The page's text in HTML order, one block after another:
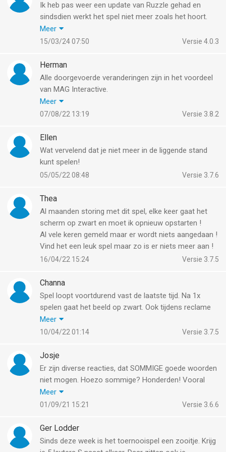
Ik heb pas weer een update van Ruzzle gehad en
sindsdien werkt het spel niet meer zoals het hoort.
Ik moet heel hard op het scherm drukken om de
woorden te maken, en dan nog lukt het vaak niet,
Ik speel het spel heel graag, maar op deze manier niet
meer.
Is dit een probleem wat bij Ruzzle ligt, dan zie ik graag
een oplossing hier voor.
Graag een reactie terug.
Meer
Versie 4.0.3
15/03/24 07:50
Herman
Alle doorgevoerde veranderingen zijn in het voordeel
van MAG Interactive.
Eurotekens in de ogen. Je moet steeds meerfiches en
munten inzetten om nog een beetje leuk te kunnen
Extra woorden bij teamspel is van 50 munten naar 150
munten veranderd om dezelfde worden extra te
kunnen zetten.
Mag interactiv zou zich moeten schamen
Meer
Versie 3.8.2
07/08/22 13:19
Ellen
Wat vervelend dat je niet meer in de liggende stand
kunt spelen!
Versie 3.7.6
05/05/22 08:48
Thea
Al maanden storing met dit spel, elke keer gaat het
scherm op zwart en moet ik opnieuw opstarten !
Al vele keren gemeld maar er wordt niets aangedaan !
Vind het een leuk spel maar zo is er niets meer aan !
Versie 3.7.5
16/04/22 15:24
Channa
Spel loopt voortdurend vast de laatste tijd. Na 1x
spelen gaat het beeld op zwart. Ook tijdens reclame
kijken (om aan gouden munten te komen) valt het
beeld weg en moet je weer opnieuw opstarten. Ik
spel niet goed meer te spelen
Meer
Versie 3.7.5
10/04/22 01:14
Josje
Er zijn diverse reacties, dat SOMMIGE goede woorden
niet mogen. Hoezo sommige? Honderden! Vooral
problemen met onvoltooide deelwoorden (spelend
kind, spelende kinderen), vreselijk inconsequent: soms
maar niet zonder e. Om het maar niet te hebben over
de verkleinwoorden! Hetzelfde geldt voor de
overtreffende trap, dan mag bv. oudst wel, oudste
Meer
Versie 3.6.6
01/09/21 15:21
Ger Lodder
Sinds deze week is het toernooispel een zooitje. Krijg